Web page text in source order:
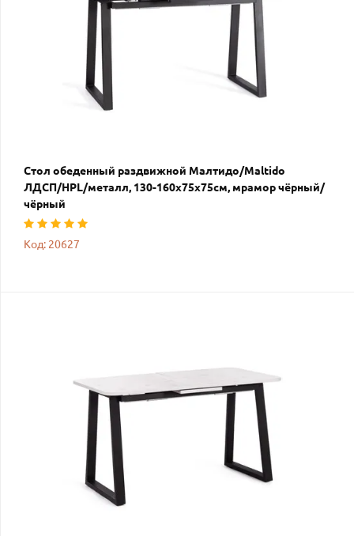
Стол обеденный раздвижной Малтидо/Maltido
ЛДСП/HPL/металл, 130-160х75х75см, мрамор чёрный/
чёрный
Код: 20627